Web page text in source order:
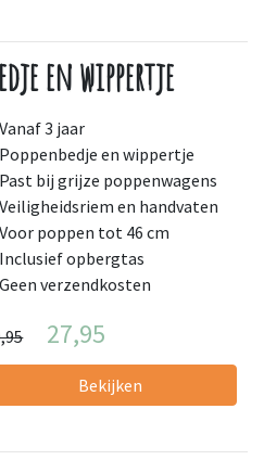
en wippertje
Vanaf 3 jaar
Poppenbedje en wippertje
Past bij grijze poppenwagens
Veiligheidsriem en handvaten
Voor poppen tot 46 cm
Inclusief opbergtas
Geen verzendkosten
27,95
Bekijken